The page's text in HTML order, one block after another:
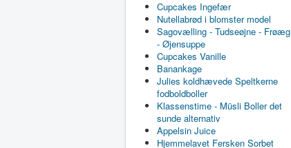
Cupcakes Ingefær
Nutellabrød i blomster model
Sagovælling - Tudseøjne - Frøæg
- Øjensuppe
Cupcakes Vanille
Banankage
Julies koldhævede Speltkerne
fodboldboller
Klassenstime - Müsli Boller det
sunde alternativ
Appelsin Juice
Hjemmelavet Fersken Sorbet